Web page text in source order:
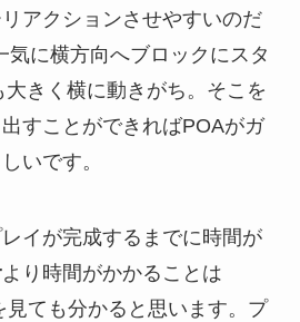
アクションさせやすいのだ
気に横方向へブロックにスタ
きく横に動きがち。そこを
すことができればPOAがガ
いです。
イが完成するまでに時間が
より時間がかかることは
見ても分かると思います。プ